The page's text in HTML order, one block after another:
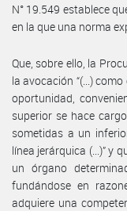
N° 19.549 establece
en la que una norma
Que, sobre ello, la
la avocación “(...)
oportunidad,
superior se hace
sometidas a un
línea jerárquica (...)” y
un órgano
fundándose en
adquiere una